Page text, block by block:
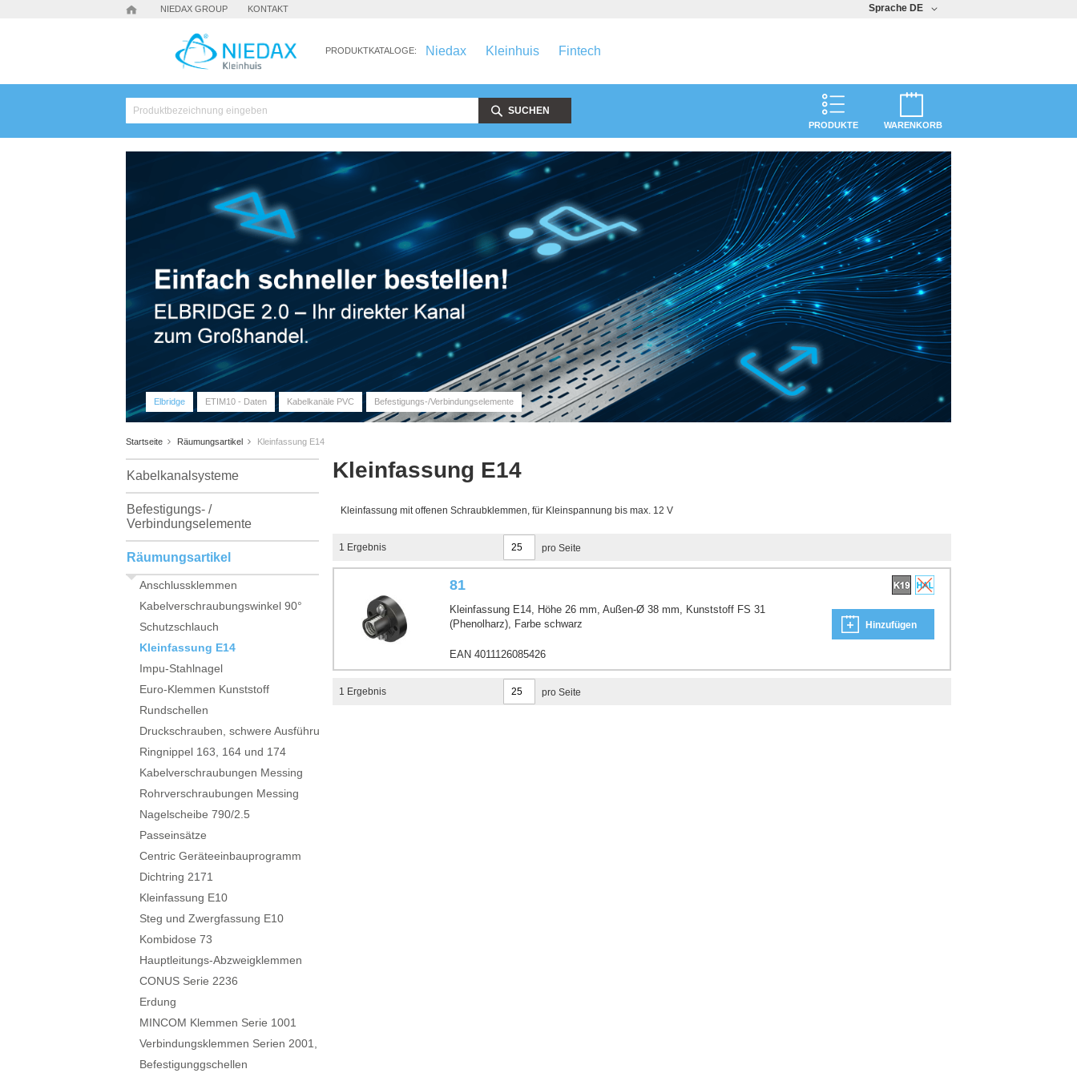
NIEDAX GROUP KONTAKT Sprache DE
PRODUKTKATALOGE: Niedax Kleinhuis Fintech
WARENKORB
PRODUKTE
SUCHEN
Elbridge ETIM10 - Daten Kabelkanäle PVC Befestigungs-/Verbindungselemente
Startseite Räumungsartikel Kleinfassung E14
Kleinfassung E14
Kleinfassung mit offenen Schraubklemmen, für Kleinspannung bis max. 12 V
1 Ergebnis pro Seite
81
Kleinfassung E14, Höhe 26 mm, Außen-Ø 38 mm, Kunststoff FS 31
(Phenolharz), Farbe schwarz
Hinzufügen
EAN 4011126085426
1 Ergebnis pro Seite
Kabelkanalsysteme
Befestigungs- /
Verbindungselemente
Räumungsartikel
Anschlussklemmen
Kabelverschraubungswinkel 90°
Schutzschlauch
Kleinfassung E14
Impu-Stahlnagel
Euro-Klemmen Kunststoff
Rundschellen
Druckschrauben, schwere Ausführung
Ringnippel 163, 164 und 174
Kabelverschraubungen Messing
Rohrverschraubungen Messing
Nagelscheibe 790/2.5
Passeinsätze
Centric Geräteeinbauprogramm
Dichtring 2171
Kleinfassung E10
Steg und Zwergfassung E10
Kombidose 73
Hauptleitungs-Abzweigklemmen
CONUS Serie 2236
Erdung
MINCOM Klemmen Serie 1001
Verbindungsklemmen Serien 2001, 2002, 2004
Befestigunggschellen